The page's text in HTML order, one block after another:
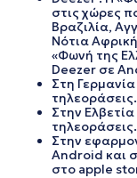
στις χώρες
Βραζιλία,
Νότια
«Φωνή της
Deezer σε
Στη
τηλεοράσεις.
Στην
τηλεοράσεις.
Στην
Android και
στο apple